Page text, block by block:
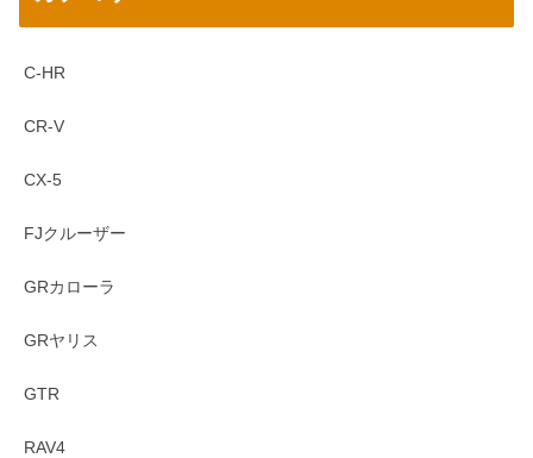
C-HR
CR-V
CX-5
FJクルーザー
GRカローラ
GRヤリス
GTR
RAV4